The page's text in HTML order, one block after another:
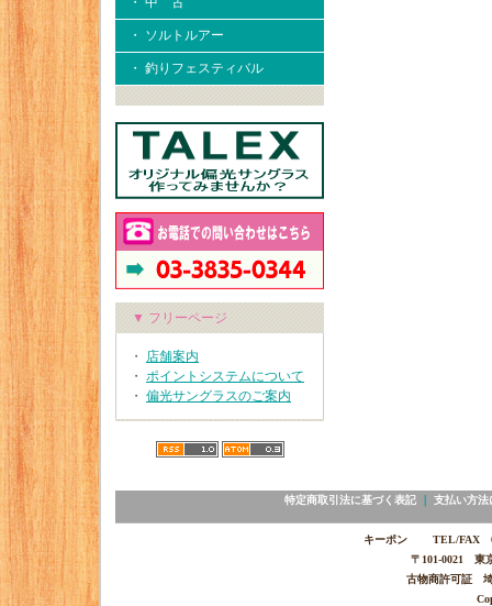
・ ソルトルアー
・ 釣りフェスティバル
▼ フリーページ
・ 店舗案内
・ ポイントシステムについて
・ 偏光サングラスのご案内
特定商取引法に基づく表記｜ 支払い方法
キーポン TEL/FAX
〒101-0021 東
古物商許可証